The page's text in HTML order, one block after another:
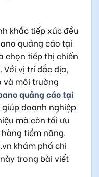
khắc tiếp xúc đều
quảng cáo tại
chọn tiếp thị chiến
vị trí đắc địa,
và môi trường
quảng cáo tại
doanh nghiệp
mà còn tối ưu
tiềm năng.
khám phá chi
trong bài viết